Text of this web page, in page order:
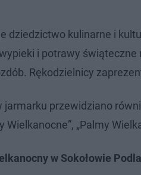
dziedzictwo kulinarne i
i potrawy
Rękodzielnicy
jarmarku przewidziano
Wielkanocne”, „Palmy
w Sokołowie